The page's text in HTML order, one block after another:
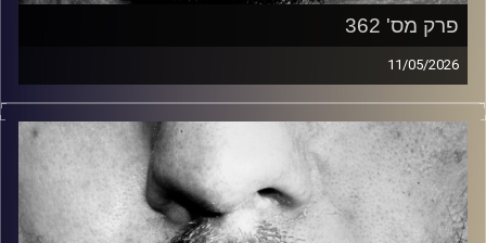
פרק מס' 362
11/05/2026
זיפים, מוזיקה מחוספסת של הופעות חיות. הרבה ג'אם, רוק,
בלוז, bluegrass, ג'אז, Fאנק, פרוגרסיב ואפילו אלקטרוניקה.
כל מה שחי, אמיתי ונושם.
עם שמוליק רגב.
קרדיט תמונות: David Goehring